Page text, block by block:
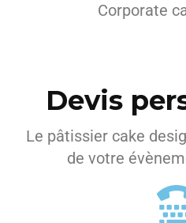
Corporate
Devis
Le pâtissier cake
de votre